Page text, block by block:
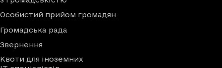
Особистий прийом громадян
Громадська рада
Звернення
Квоти для іноземних